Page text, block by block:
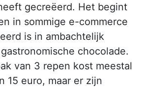
gecreëerd. Het begint
in sommige e-commerce
is in ambachtelijk
chocolade.
van 3 repen kost meestal
15 euro, maar er zijn